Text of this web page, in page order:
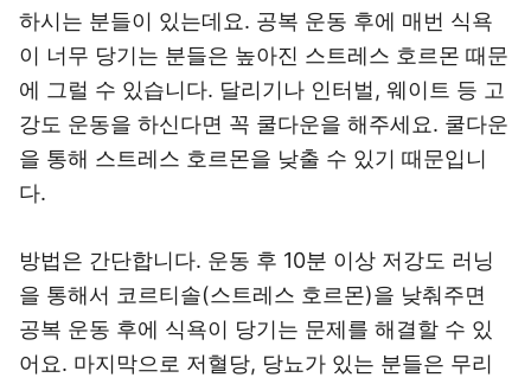
하시는 분들이 있는데요. 공복 운동 후에 매번 식욕
이 너무 당기는 분들은 높아진 스트레스 호르몬 때문
에 그럴 수 있습니다. 달리기나 인터벌, 웨이트 등 고
강도 운동을 하신다면 꼭 쿨다운을 해주세요. 쿨다운
을 통해 스트레스 호르몬을 낮출 수 있기 때문입니
다.
방법은 간단합니다. 운동 후 10분 이상 저강도 러닝
을 통해서 코르티솔(스트레스 호르몬)을 낮춰주면
공복 운동 후에 식욕이 당기는 문제를 해결할 수 있
어요. 마지막으로 저혈당, 당뇨가 있는 분들은 무리